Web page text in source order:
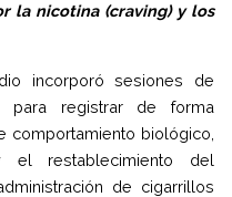
la nicotina (craving) y los
incorporó sesiones de
para registrar de forma
comportamiento biológico,
restablecimiento del
de cigarrillos